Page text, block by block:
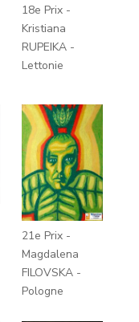
18e Prix -
Kristiana
RUPEIKA -
Lettonie
21e Prix -
Magdalena
FILOVSKA -
Pologne